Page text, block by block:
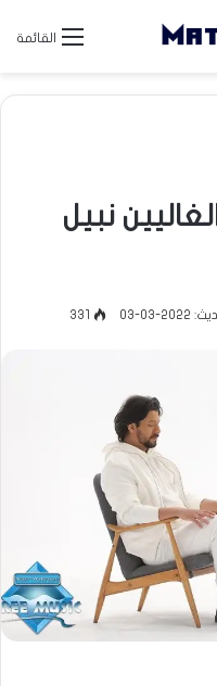
القائمة
نبيل
03-03
331